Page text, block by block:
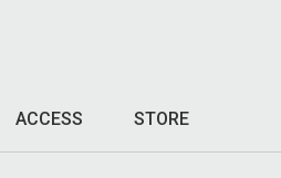
ACCESS STORE